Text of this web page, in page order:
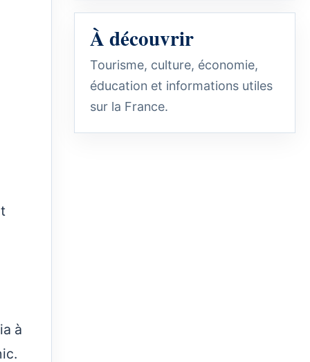
à
À découvrir
Tourisme, culture, économie,
éducation et informations utiles
sur la France.